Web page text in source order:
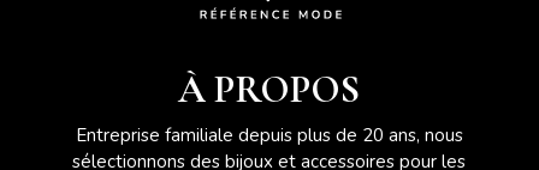
À PROPOS
Entreprise familiale depuis plus de 20 ans, nous
sélectionnons des bijoux et accessoires pour les